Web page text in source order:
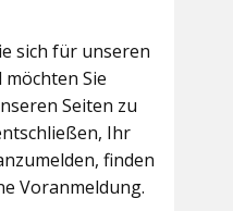
sich für unseren
Sie
Seiten zu
Ihr
finden
Voranmeldung.